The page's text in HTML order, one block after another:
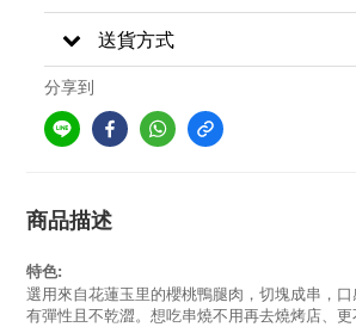
送貨方式
分享到
商品描述
特色:
選用來自花蓮玉里的櫻桃鴨腿肉，切塊成串，
有彈性且不乾澀。想吃串燒不用再去燒烤店、